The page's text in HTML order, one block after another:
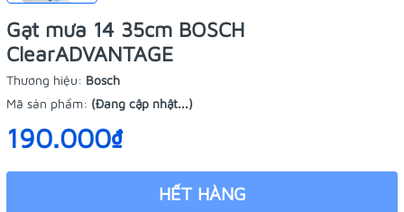
Gạt mưa 14 35cm BOSCH
ClearADVANTAGE
Thương hiệu: Bosch
Mã sản phẩm: (Đang cập nhật...)
190.000₫
HẾT HÀNG